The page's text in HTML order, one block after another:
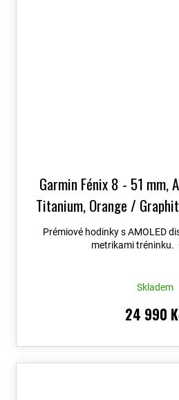
Garmin Fénix 8 - 51 mm,
Titanium, Orange /
možnost výměny do 90 dní
Voucher
Prémiové hodinky s AMOLED
metrikami tréninku.
Skladem
24 990